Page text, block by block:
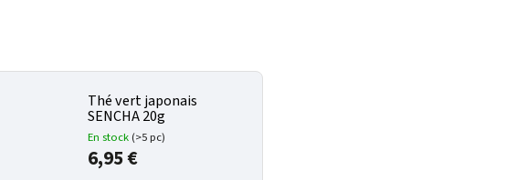
Thé vert japonais
SENCHA 20g
En stock (>5 pc)
6,95 €